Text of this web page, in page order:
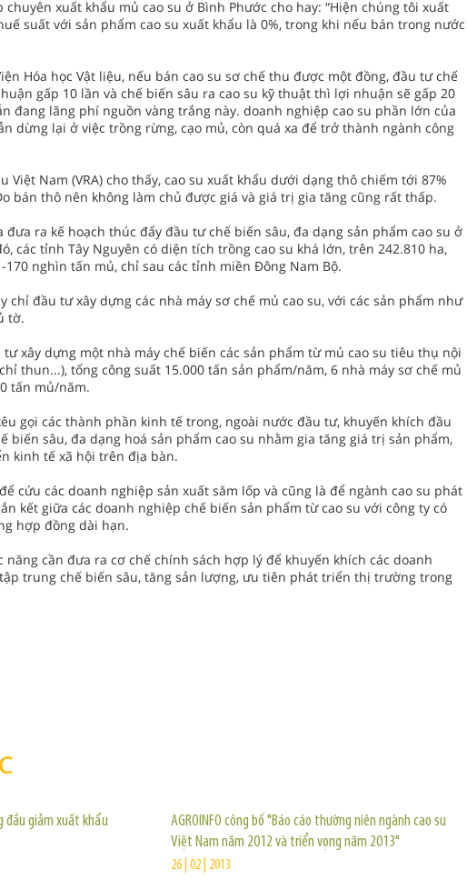
xuất khẩu mủ cao su ở Bình Phước cho hay: “Hiện chúng tôi xuất
suất với sản phẩm cao su xuất khẩu là 0%, trong khi nếu bán trong nước
Hóa học Vật liệu, nếu bán cao su sơ chế thu được một đồng, đầu tư chế
gấp 10 lần và chế biến sâu ra cao su kỹ thuật thì lợi nhuận sẽ gấp 20
đang lãng phí nguồn vàng trắng này. doanh nghiệp cao su phần lớn của
dừng lại ở việc trồng rừng, cạo mủ, còn quá xa để trở thành ngành công
Việt Nam (VRA) cho thấy, cao su xuất khẩu dưới dạng thô chiếm tới 87%
bán thô nên không làm chủ được giá và giá trị gia tăng cũng rất thấp.
đưa ra kế hoạch thúc đẩy đầu tư chế biến sâu, đa dạng sản phẩm cao su ở
các tỉnh Tây Nguyên có diện tích trồng cao su khá lớn, trên 242.810 ha,
nghìn tấn mủ, chỉ sau các tỉnh miền Đông Nam Bộ.
chỉ đầu tư xây dựng các nhà máy sơ chế mủ cao su, với các sản phẩm như
tờ.
tư xây dựng một nhà máy chế biến các sản phẩm từ mủ cao su tiêu thụ nội
thun...), tổng công suất 15.000 tấn sản phẩm/năm, 6 nhà máy sơ chế mủ
tấn mủ/năm.
gọi các thành phần kinh tế trong, ngoài nước đầu tư, khuyến khích đầu
biến sâu, đa dạng hoá sản phẩm cao su nhằm gia tăng giá trị sản phẩm,
kinh tế xã hội trên địa bàn.
cứu các doanh nghiệp sản xuất săm lốp và cũng là để ngành cao su phát
kết giữa các doanh nghiệp chế biến sản phẩm từ cao su với công ty có
hợp đồng dài hạn.
cần đưa ra cơ chế chính sách hợp lý để khuyến khích các doanh
trung chế biến sâu, tăng sản lượng, ưu tiên phát triển thị trường trong
đầu giảm xuất khẩu
AGROINFO công bố "Báo cáo thường niên ngành cao su
Việt Nam năm 2012 và triển vọng năm 2013"
26 | 02 | 2013